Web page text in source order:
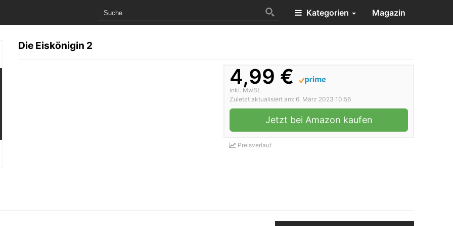
Kategorien Magazin
Die Eiskönigin 2
4,99 €
inkl. MwSt.
Zuletzt aktualisiert am: 6. März 2023 10:56
Jetzt bei Amazon kaufen
Preisverlauf